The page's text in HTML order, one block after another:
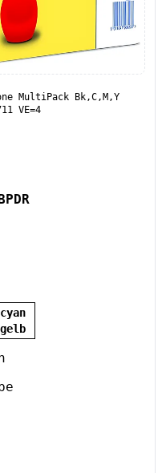
MultiPack Bk,C,M,Y
VE=4